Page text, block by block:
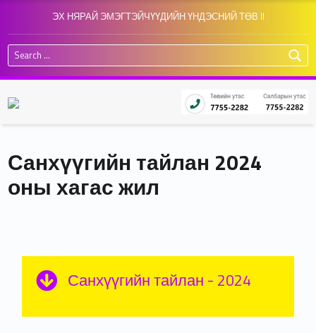
ЭХ НЯРАЙ ЭМЭГТЭЙЧҮҮДИЙН ҮНДЭСНИЙ ТӨВ II
Search for:
Санхүүгийн тайлан 2024
оны хагас жил
Санхүүгийн тайлан - 2024